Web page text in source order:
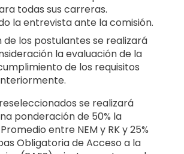
todas sus carreras.
la entrevista ante la comisión.
de los postulantes se realizará
la evaluación de la
de los requisitos
se realizará
ponderación de 50% la
entre NEM y RK y 25%
Obligatoria de Acceso a la